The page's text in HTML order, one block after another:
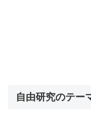
自由研究のテー